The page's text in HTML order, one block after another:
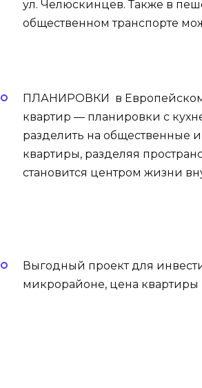
ул. Челюскинцев. Также в
общественном транспорте
ПЛАНИРОВКИ в Европейском
квартир — планировки с
разделить на общественные
квартиры, разделяя
становится центром жизни
Выгодный проект для
микрорайоне, цена квартиры